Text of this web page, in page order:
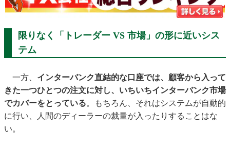
限りなく「トレーダー VS 市場」の形に近いシス
テム
一方、 インターバンク直結的な口座では、顧客から入って
きた一つひとつの注文に対し、いちいちインターバンク市場
でカバーをとっている。もちろん、それはシステムが自動的
に行い、人間のディーラーの裁量が入ったりすることはな
い。